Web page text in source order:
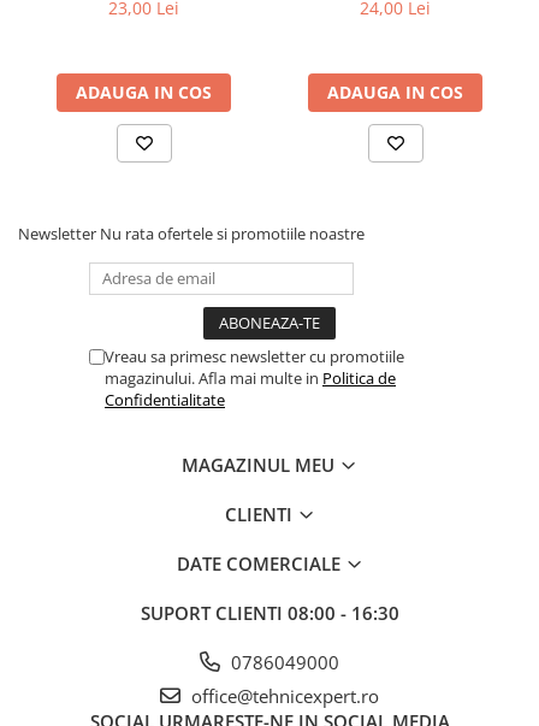
Magneti pentru sudura in unghi
Gletiere din inox
Gletiere profesionale
Mistrii drepte si pentru colturi
Instrumente pentru scris si trasat
Alte scule de mana
23,00 Lei
ADAUGA IN COS
24,00 Lei
ADAUGA IN COS
Newsletter Nu rata ofertele si promotiile noastre
Vreau sa primesc newsletter cu promotiile
magazinului. Afla mai multe in Politica de
Confidentialitate
MAGAZINUL MEU
CLIENTI
DATE COMERCIALE
SUPORT CLIENTI 08:00 - 16:30
0786049000
office@tehnicexpert.ro
SOCIAL URMARESTE-NE IN SOCIAL MEDIA